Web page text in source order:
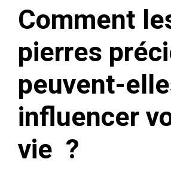
Comment
pierres
peuvent-
influencer
vie ?